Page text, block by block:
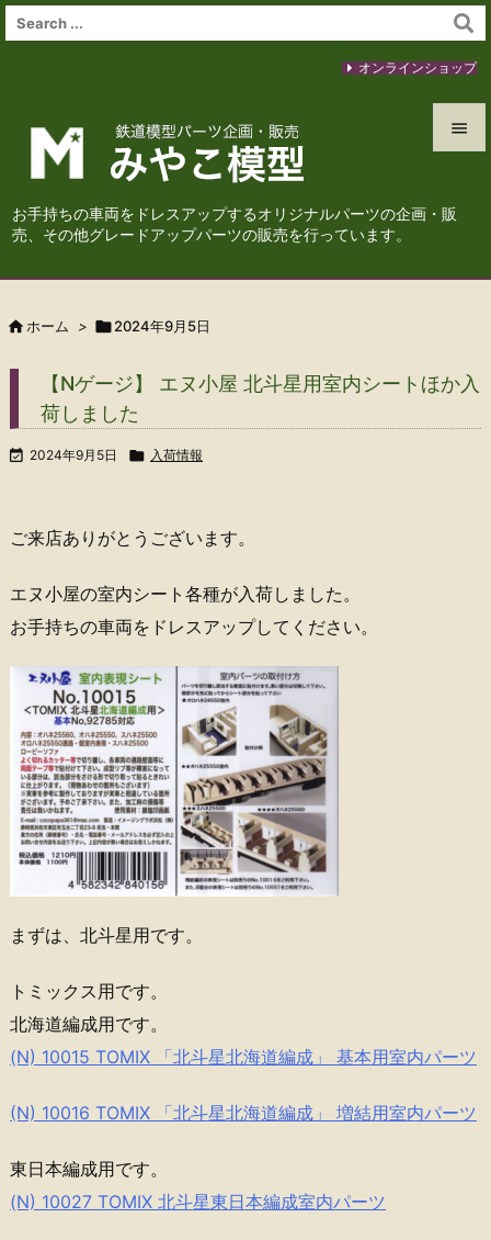
お手持ちの車両をドレスアップするオリジナルパーツの企画・販
売、その他グレードアップパーツの販売を行っています。




オンラインショップ
 ホーム > 2024年9月5日
【Nゲージ】 エヌ小屋 北斗星用室内シートほか入
荷しました
 2024年9月5日  入荷情報
ご来店ありがとうございます。
エヌ小屋の室内シート各種が入荷しました。
お手持ちの車両をドレスアップしてください。
まずは、北斗星用です。
トミックス用です。
北海道編成用です。
(N) 10015 TOMIX 「北斗星北海道編成」 基本用室内パーツ
(N) 10016 TOMIX 「北斗星北海道編成」 増結用室内パーツ
東日本編成用です。
(N) 10027 TOMIX 北斗星東日本編成室内パーツ